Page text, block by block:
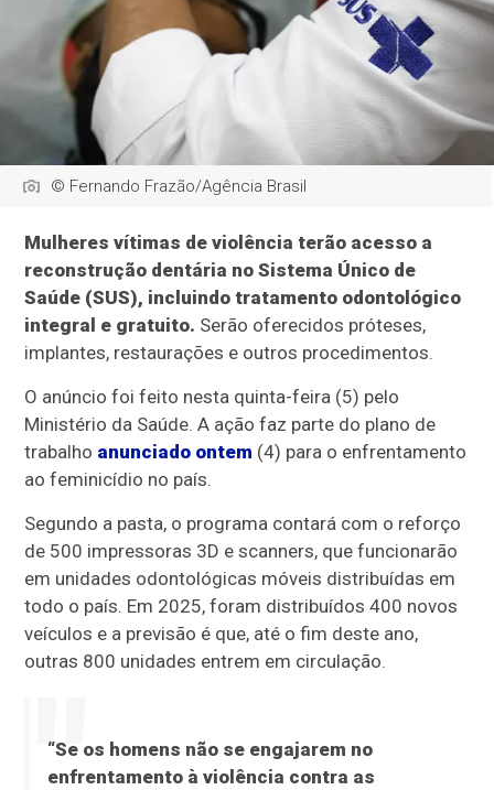
© Fernando Frazão/Agência Brasil
Mulheres vítimas de violência terão acesso a
reconstrução dentária no Sistema Único de
Saúde (SUS), incluindo tratamento odontológico
integral e gratuito. Serão oferecidos próteses,
implantes, restaurações e outros procedimentos.
O anúncio foi feito nesta quinta-feira (5) pelo
Ministério da Saúde. A ação faz parte do plano de
trabalho anunciado ontem (4) para o enfrentamento
ao feminicídio no país.
Segundo a pasta, o programa contará com o reforço
de 500 impressoras 3D e scanners, que funcionarão
em unidades odontológicas móveis distribuídas em
todo o país. Em 2025, foram distribuídos 400 novos
veículos e a previsão é que, até o fim deste ano,
outras 800 unidades entrem em circulação.
“Se os homens não se engajarem no
enfrentamento à violência contra as